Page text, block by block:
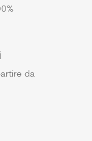
da